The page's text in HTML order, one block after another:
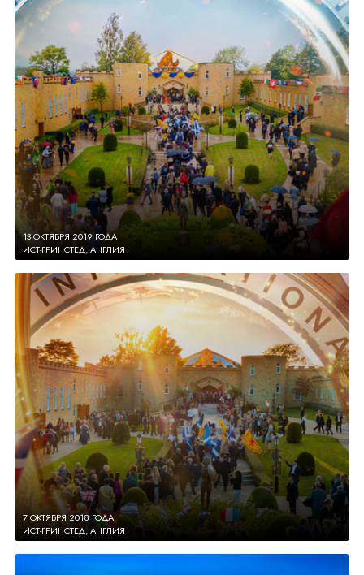
13 ОКТЯБРЯ 2019 ГОДА
ИСТ-ГРИНСТЕД, АНГЛИЯ
7 ОКТЯБРЯ 2018 ГОДА
ИСТ-ГРИНСТЕД, АНГЛИЯ